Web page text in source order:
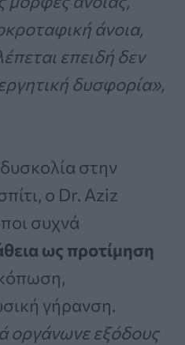
άνοια,
επειδή δεν
δυσφορία»,
στην
ο Dr. Aziz
συχνά
ως προτίμηση
γήρανση.
οργάνωνε εξόδους